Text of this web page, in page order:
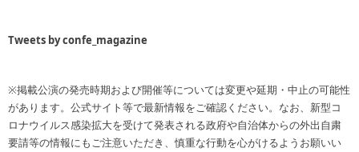
Tweets by confe_magazine
※掲載公演の発売時期および開催等については変更や延期・中止の可能性
があります。公式サイト等で最新情報をご確認ください。なお、新型コ
ロナウイルス感染拡大を受けて発表される政府や自治体からの外出自粛
要請等の情報にもご注意いただき、慎重な行動を心がけるようお願いい